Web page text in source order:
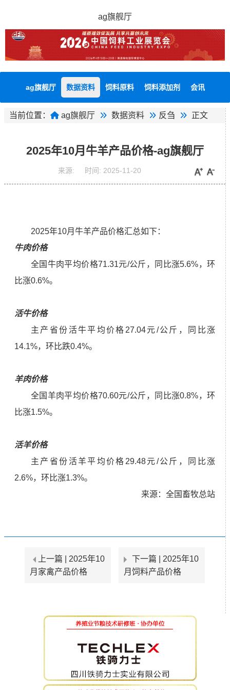
ag旗舰厅
ag旗舰厅 数据资料 饲料原料 饲料添加剂 会讯
当前位置： ag旗舰厅 数据资料 反刍 正文
2025年10月牛羊产品价格-ag旗舰厅
来源: 时间: 2025-11-20
2025年10月牛羊产品价格汇总如下：
牛肉价格
全国牛肉平均价格71.31元/公斤，同比涨5.6%，环
比涨0.6%。
活牛价格
主产省份活牛平均价格27.04元/公斤，同比涨
14.1%，环比跌0.4%。
羊肉价格
全国羊肉平均价格70.60元/公斤，同比涨0.8%，环
比涨1.5%。
活羊价格
主产省份活羊平均价格29.48元/公斤，同比涨
2.6%，环比涨1.3%。
来源：全国畜牧总站
上一篇 | 2025年10
月家禽产品价格
下一篇 | 2025年10
月饲料产品价格